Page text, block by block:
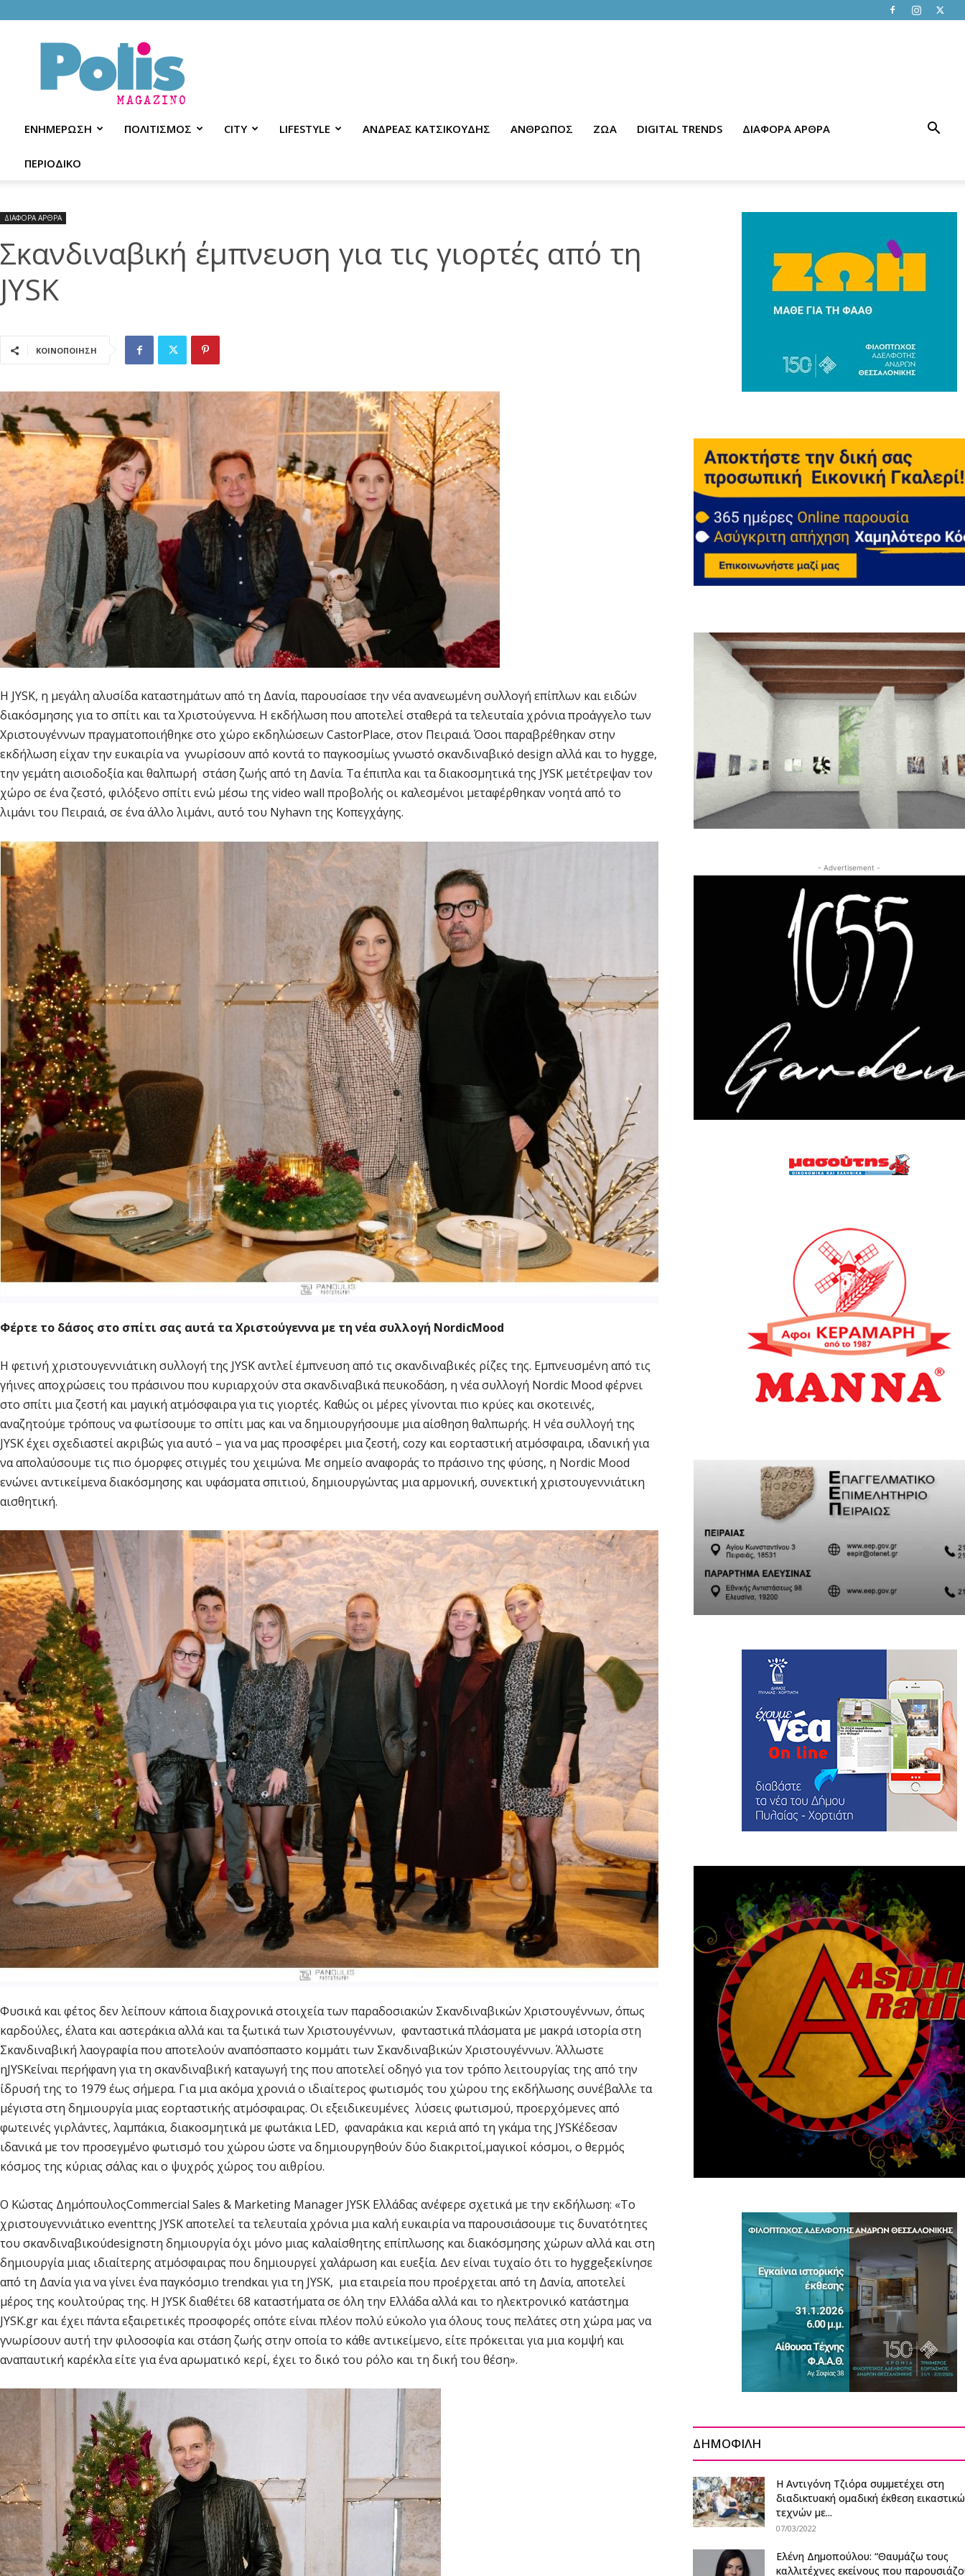
Polis
Magazino
ΕΝΗΜΕΡΩΣΗ ΠΟΛΙΤΙΣΜΟΣ CITY LIFESTYLE ΑΝΔΡΕΑΣ ΚΑΤΣΙΚΟΥΔΗΣ ΑΝΘΡΩΠΟΣ ΖΩΑ DIGITAL TRENDS ΔΙΑΦΟΡΑ ΑΡΘΡΑ
ΠΕΡΙΟΔΙΚΟ
ΔΙΑΦΟΡΑ ΑΡΘΡΑ
Σκανδιναβική έμπνευση για τις γιορτές από τη
JYSK
ΚΟΙΝΟΠΟΙΗΣΗ
Η JYSK, η μεγάλη αλυσίδα καταστημάτων από τη Δανία, παρουσίασε την νέα ανανεωμένη συλλογή επίπλων και ειδών
διακόσμησης για το σπίτι και τα Χριστούγεννα. Η εκδήλωση που αποτελεί σταθερά τα τελευταία χρόνια προάγγελο των
Χριστουγέννων πραγματοποιήθηκε στο χώρο εκδηλώσεων CastorPlace, στον Πειραιά. Όσοι παραβρέθηκαν στην
εκδήλωση είχαν την ευκαιρία να γνωρίσουν από κοντά το παγκοσμίως γνωστό σκανδιναβικό design αλλά και το hygge,
την γεμάτη αισιοδοξία και θαλπωρή στάση ζωής από τη Δανία. Τα έπιπλα και τα διακοσμητικά της JYSK μετέτρεψαν τον
χώρο σε ένα ζεστό, φιλόξενο σπίτι ενώ μέσω της video wall προβολής οι καλεσμένοι μεταφέρθηκαν νοητά από το
λιμάνι του Πειραιά, σε ένα άλλο λιμάνι, αυτό του Nyhavn της Κοπεγχάγης.
Φέρτε το δάσος στο σπίτι σας αυτά τα Χριστούγεννα με τη νέα συλλογή NordicMood
Η φετινή χριστουγεννιάτικη συλλογή της JYSK αντλεί έμπνευση από τις σκανδιναβικές ρίζες της. Εμπνευσμένη από τις
γήινες αποχρώσεις του πράσινου που κυριαρχούν στα σκανδιναβικά πευκοδάση, η νέα συλλογή Nordic Mood φέρνει
στο σπίτι μια ζεστή και μαγική ατμόσφαιρα για τις γιορτές. Καθώς οι μέρες γίνονται πιο κρύες και σκοτεινές,
αναζητούμε τρόπους να φωτίσουμε το σπίτι μας και να δημιουργήσουμε μια αίσθηση θαλπωρής. Η νέα συλλογή της
JYSK έχει σχεδιαστεί ακριβώς για αυτό – για να μας προσφέρει μια ζεστή, cozy και εορταστική ατμόσφαιρα, ιδανική για
να απολαύσουμε τις πιο όμορφες στιγμές του χειμώνα. Με σημείο αναφοράς το πράσινο της φύσης, η Nordic Mood
ενώνει αντικείμενα διακόσμησης και υφάσματα σπιτιού, δημιουργώντας μια αρμονική, συνεκτική χριστουγεννιάτικη
αισθητική.
Φυσικά και φέτος δεν λείπουν κάποια διαχρονικά στοιχεία των παραδοσιακών Σκανδιναβικών Χριστουγέννων, όπως
καρδούλες, έλατα και αστεράκια αλλά και τα ξωτικά των Χριστουγέννων, φανταστικά πλάσματα με μακρά ιστορία στη
Σκανδιναβική λαογραφία που αποτελούν αναπόσπαστο κομμάτι των Σκανδιναβικών Χριστουγέννων. Άλλωστε
ηJYSKείναι περήφανη για τη σκανδιναβική καταγωγή της που αποτελεί οδηγό για τον τρόπο λειτουργίας της από την
ίδρυσή της το 1979 έως σήμερα. Για μια ακόμα χρονιά ο ιδιαίτερος φωτισμός του χώρου της εκδήλωσης συνέβαλλε τα
μέγιστα στη δημιουργία μιας εορταστικής ατμόσφαιρας. Οι εξειδικευμένες λύσεις φωτισμού, προερχόμενες από
φωτεινές γιρλάντες, λαμπάκια, διακοσμητικά με φωτάκια LED, φαναράκια και κεριά από τη γκάμα της JYSKέδεσαν
ιδανικά με τον προσεγμένο φωτισμό του χώρου ώστε να δημιουργηθούν δύο διακριτοί,μαγικοί κόσμοι, ο θερμός
κόσμος της κύριας σάλας και ο ψυχρός χώρος του αιθρίου.
Ο Κώστας ΔημόπουλοςCommercial Sales & Marketing Manager JYSK Ελλάδας ανέφερε σχετικά με την εκδήλωση: «Το
χριστουγεννιάτικο eventτης JYSK αποτελεί τα τελευταία χρόνια μια καλή ευκαιρία να παρουσιάσουμε τις δυνατότητες
του σκανδιναβικούdesignστη δημιουργία όχι μόνο μιας καλαίσθητης επίπλωσης και διακόσμησης χώρων αλλά και στη
δημιουργία μιας ιδιαίτερης ατμόσφαιρας που δημιουργεί χαλάρωση και ευεξία. Δεν είναι τυχαίο ότι το hyggeξεκίνησε
από τη Δανία για να γίνει ένα παγκόσμιο trendκαι για τη JYSK, μια εταιρεία που προέρχεται από τη Δανία, αποτελεί
μέρος της κουλτούρας της. H JYSK διαθέτει 68 καταστήματα σε όλη την Ελλάδα αλλά και το ηλεκτρονικό κατάστημα
JYSK.gr και έχει πάντα εξαιρετικές προσφορές οπότε είναι πλέον πολύ εύκολο για όλους τους πελάτες στη χώρα μας να
γνωρίσουν αυτή την φιλοσοφία και στάση ζωής στην οποία το κάθε αντικείμενο, είτε πρόκειται για μια κομψή και
αναπαυτική καρέκλα είτε για ένα αρωματικό κερί, έχει το δικό του ρόλο και τη δική του θέση».
- Advertisement -
ΔΗΜΟΦΙΛΗ
Η Αντιγόνη Τζιόρα συμμετέχει στη
διαδικτυακή ομαδική έκθεση
τεχνών με...
07/03/2022
Ελένη Δημοπούλου: “Θαυμάζω τους
καλλιτέχνες εκείνους που